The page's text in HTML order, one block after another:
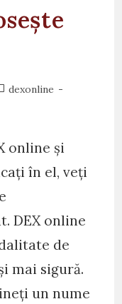
dexonline
online și
în el, veți
DEX online
de
mai sigură.
un nume